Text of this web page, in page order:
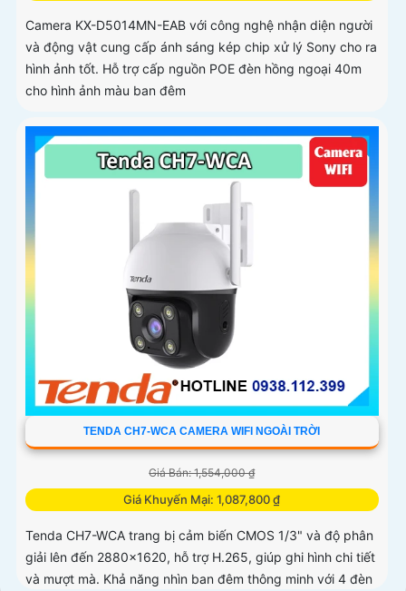
Camera KX-D5014MN-EAB với công nghệ nhận diện người
và động vật cung cấp ánh sáng kép chip xử lý Sony cho ra
hình ảnh tốt. Hỗ trợ cấp nguồn POE đèn hồng ngoại 40m
cho hình ảnh màu ban đêm
TENDA CH7-WCA CAMERA WIFI NGOÀI TRỜI
Giá Bán: 1,554,000 ₫
Giá Khuyến Mại: 1,087,800 ₫
Tenda CH7-WCA trang bị cảm biến CMOS 1/3" và độ phân
giải lên đến 2880×1620, hỗ trợ H.265, giúp ghi hình chi tiết
và mượt mà. Khả năng nhìn ban đêm thông minh với 4 đèn